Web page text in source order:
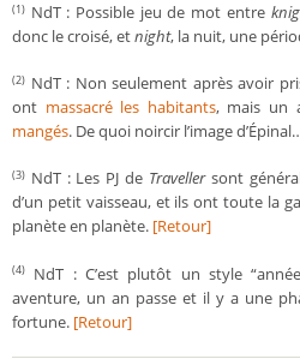
(1) NdT : Possible jeu de mot entre
donc le croisé, etnight, la nuit, une
(2) NdT : Non seulement après avoir
ont massacré les habitants, mais un
mangés. De quoi noircir l’image
(3) NdT : Les PJ de Travellersont
d’un petit vaisseau, et ils ont toute la
planète en planète. [Retour]
(4)
NdT : C’est plutôt un style
aventure, un an passe et il y a une
fortune. [Retour]